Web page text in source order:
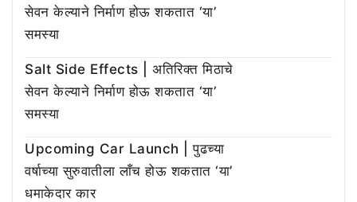
सेवन केल्याने निर्माण होऊ शकतात ‘या’
समस्या
Salt Side Effects | अतिरिक्त मिठाचे
सेवन केल्याने निर्माण होऊ शकतात ‘या’
समस्या
Upcoming Car Launch | पुढच्या
वर्षाच्या सुरुवातीला लाँच होऊ शकतात ‘या’
धमाकेदार कार